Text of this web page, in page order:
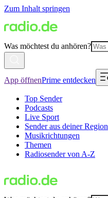
Zum Inhalt springen
Was möchtest du anhören?
App öffnenPrime entdecken
Top Sender
Podcasts
Live Sport
Sender aus deiner Region
Musikrichtungen
Themen
Radiosender von A-Z